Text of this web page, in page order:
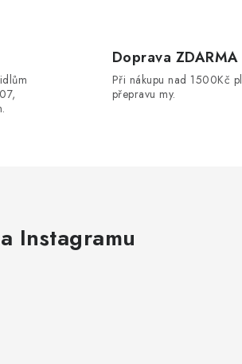
r
Doprava ZDARMA
Při nákupu nad 1500Kč
přepravu my.
Instagramu